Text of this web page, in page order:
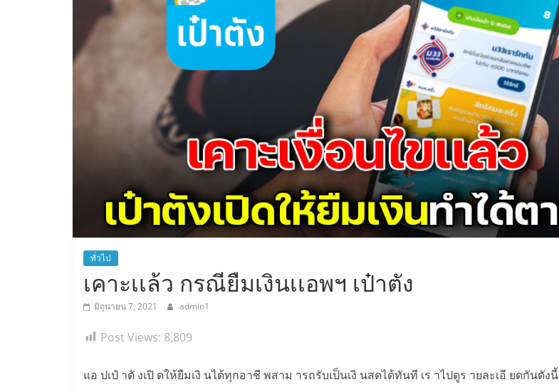
ทั่วไป
เคาะเเล้ว กรณียืมเงินเเอพฯ เป๋าตัง
มิถุนายน 7, 2021 admin1
Post Views: 8,809
แอ ปเป๋ าตั งเปิ ดให้ยืมเงิ นได้ทุกอาชี พสาม ารถรับเป็นเงิ นสดได้ทันที เร าไปดูร ายละเอี ยดกันดังนี้